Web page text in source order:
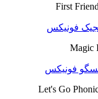
First
فونیکس
Magic
فونیکس
Let's Go